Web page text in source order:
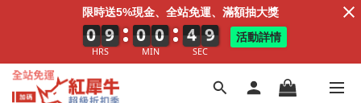
限時送5%現金、全站免運、滿額抽大獎
0
0
0 9
9
9
HRS
0
0
0 0
1
0
MIN
4
5
4 6
7
7
SEC
活動詳情